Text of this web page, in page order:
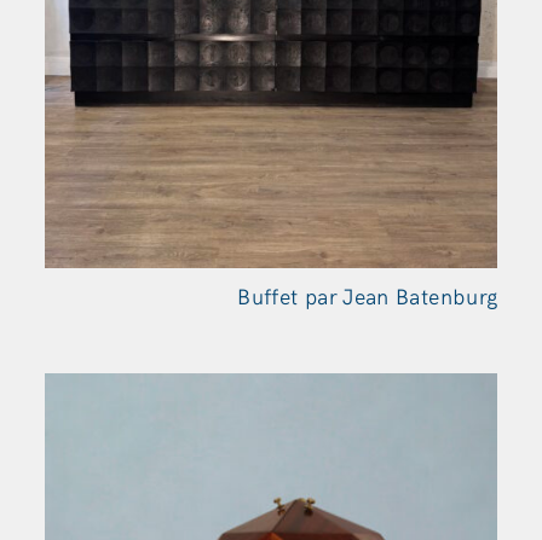
Buffet par Jean Batenburg